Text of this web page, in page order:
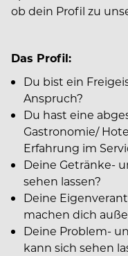
ob dein Profil zu
Das Profil:
Du bist ein
Anspruch?
Du hast eine
Gastronomie/
Erfahrung im
Deine Getränke-
sehen lassen?
Deine
machen dich
Deine Problem-
kann sich sehen